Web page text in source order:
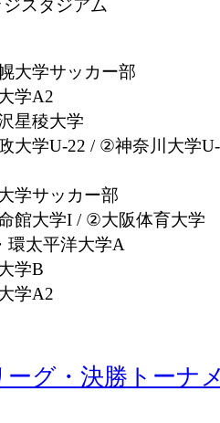
スタジアム
大学サッカー部
学A2
星稜大学
大学U-22 / ②神奈川大学
学サッカー部
館大学I / ②大阪体育大学
環太平洋大学A
学B
学A2
ーグ・決勝トーナ